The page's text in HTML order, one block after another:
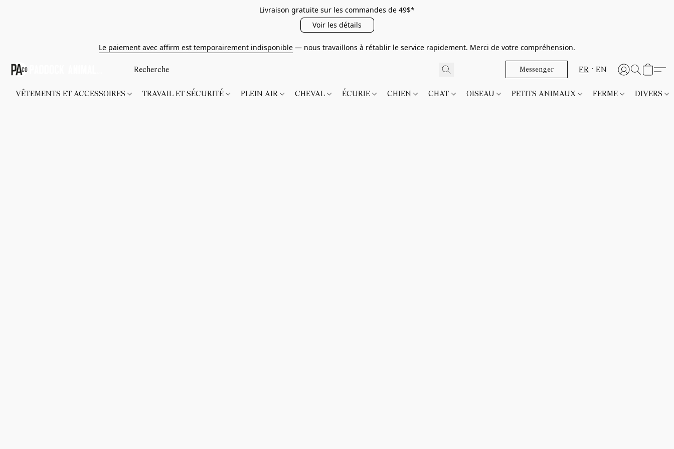
Livraison gratuite sur les commandes de 49$*
Voir les détails
Le paiement avec affirm est temporairement indisponible — nous travaillons à rétablir le service rapidement. Merci de votre compréhension.
Messenger FR EN
VÊTEMENTS ET ACCESSOIRES TRAVAIL ET SÉCURITÉ PLEIN AIR CHEVAL ÉCURIE CHIEN CHAT OISEAU PETITS ANIMAUX FERME DIVERS